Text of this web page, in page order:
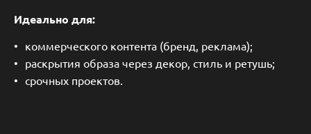
Идеально для:
коммерческого контента (бренд, реклама);
раскрытия образа через декор, стиль и ретушь;
срочных проектов.